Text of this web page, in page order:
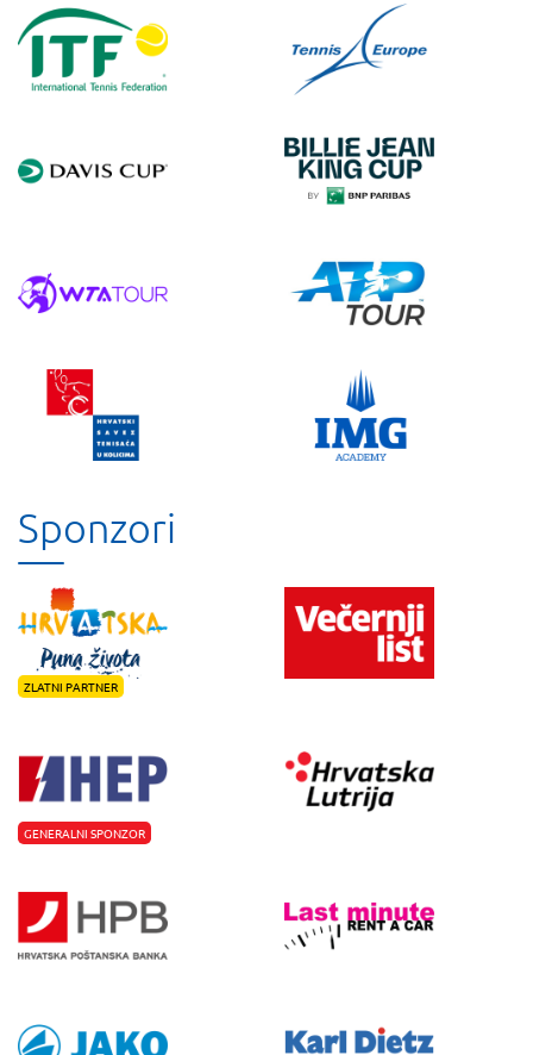
Sponzori
ZLATNI PARTNER
GENERALNI SPONZOR